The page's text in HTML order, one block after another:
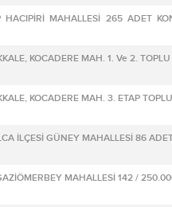
HACIPİRİ MAHALLESİ 265 ADET
KOCADERE MAH. 1. Ve 2.
KOCADERE MAH. 3. ETAP
İLÇESİ GÜNEY MAHALLESİ 86
MAHALLESİ 142 /